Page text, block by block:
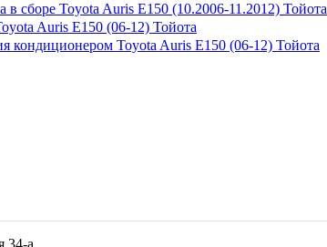
сборе Toyota Auris E150 (10.2006-11.2012) Тойота
Auris E150 (06-12) Тойота
кондиционером Toyota Auris E150 (06-12) Тойота
34-а